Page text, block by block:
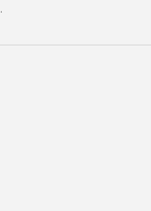
.